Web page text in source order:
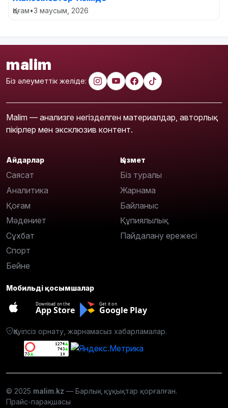
Қоғам•3 маусым, 2026
malim
Біз әлеуметтік желіде:
Malim — анализге негізделген материалдар, авторлық
пікірлер мен эксклюзив контент.
Айдарлар
Саясат
Аналитика
Қоғам
Мәдениет
Сұхбат
Спорт
Бейне
Қызмет
Біз туралы
Жарнама
Байланыс
Құпиялылық
Пайдалану ережесі
Мобильді қосымшалар
Download on the
App Store
Get it on
Google Play
Қауіпсіз орнату, жарнамасыз хабарламалар.
© 2025 malim.kz — Барлық құқықтар қорғалған.
Прайс-парақшасы